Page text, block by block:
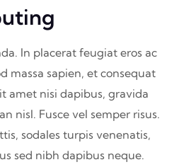
In placerat feugiat eros ac
massa sapien, et consequat
amet nisi dapibus, gravida
nisl. Fusce vel semper risus.
sodales turpis venenatis,
sed nibh dapibus neque.